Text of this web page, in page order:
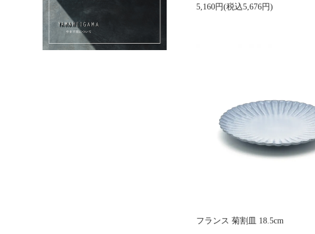
5,160円(税込5,676円)
フランス 菊割皿 18.5cm